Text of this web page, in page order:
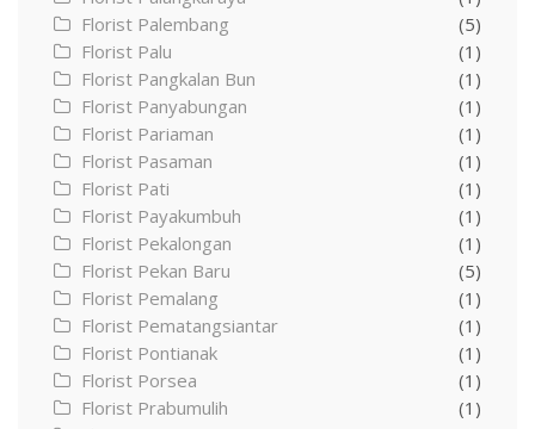
Florist Palembang
(5)
Florist Palu
(1)
Florist Pangkalan Bun
(1)
Florist Panyabungan
(1)
Florist Pariaman
(1)
Florist Pasaman
(1)
Florist Pati
(1)
Florist Payakumbuh
(1)
Florist Pekalongan
(1)
Florist Pekan Baru
(5)
Florist Pemalang
(1)
Florist Pematangsiantar
(1)
Florist Pontianak
(1)
Florist Porsea
(1)
Florist Prabumulih
(1)